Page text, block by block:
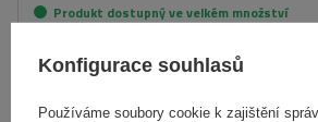
Produkt dostupný ve velkém množství
Přidat
košíku
Konfigurace souhlasů
Používáme soubory cookie k zajištění